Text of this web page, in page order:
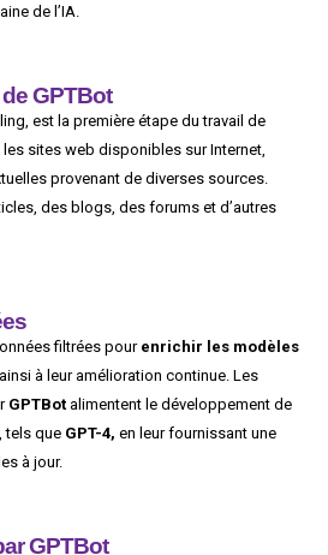
de l’IA.
GPTBot
est la première étape du travail de
les sites web disponibles sur Internet,
provenant de diverses sources.
des blogs, des forums et d’autres
filtrées pour enrichir les modèles
à leur amélioration continue. Les
GPTBot alimentent le développement de
tels que GPT-4, en leur fournissant une
à jour.
GPTBot